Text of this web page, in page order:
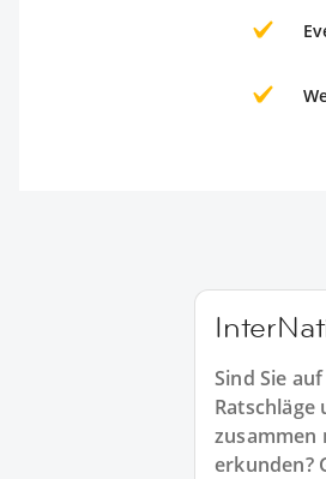
Sind Sie
zusammen
erkunden?